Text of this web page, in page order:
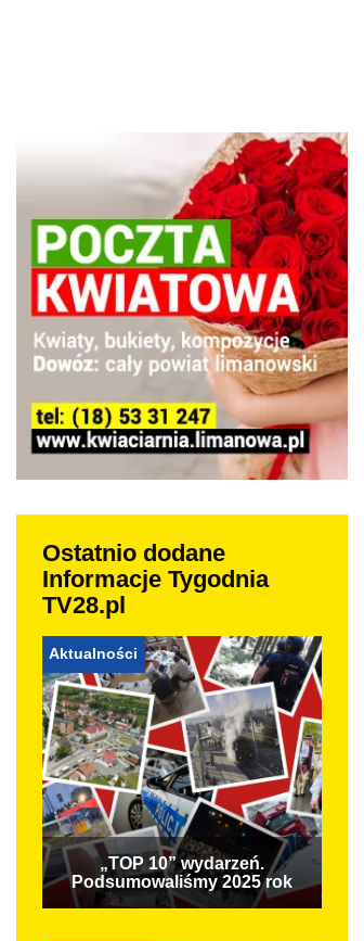
Ostatnio dodane
Informacje Tygodnia
TV28.pl
Aktualności
„TOP 10” wydarzeń.
Podsumowaliśmy 2025 rok